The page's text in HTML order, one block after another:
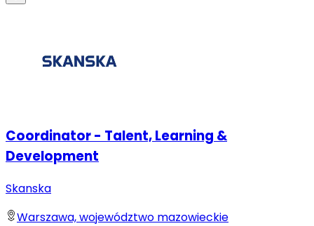
Coordinator - Talent, Learning &
Development
Skanska
Warszawa, województwo mazowieckie